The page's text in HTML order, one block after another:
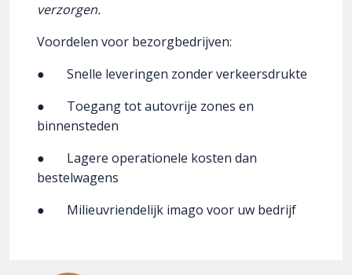
verzorgen.
Voordelen voor bezorgbedrijven:
● Snelle leveringen zonder verkeersdrukte
● Toegang tot autovrije zones en
binnensteden
● Lagere operationele kosten dan
bestelwagens
● Milieuvriendelijk imago voor uw bedrijf